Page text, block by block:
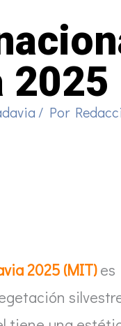
2025
/ Por
2025 (MIT)es